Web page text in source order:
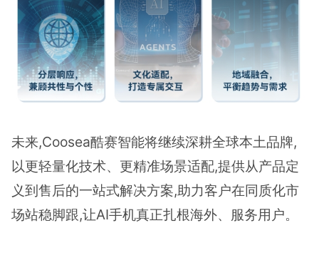
未来,Coosea酷赛智能将继续深耕全球本土品牌,
以更轻量化技术、更精准场景适配,提供从产品定
义到售后的一站式解决方案,助力客户在同质化市
场站稳脚跟,让AI手机真正扎根海外、服务用户。